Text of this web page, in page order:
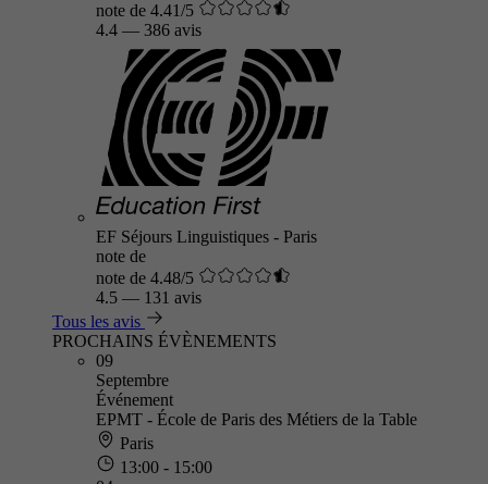
note de 4.41/5
4.4 — 386 avis
EF Séjours Linguistiques - Paris
note de
note de 4.48/5
4.5 — 131 avis
Tous les avis
PROCHAINS ÉVÈNEMENTS
09
Septembre
Événement
EPMT - École de Paris des Métiers de la Table
Paris
13:00 - 15:00